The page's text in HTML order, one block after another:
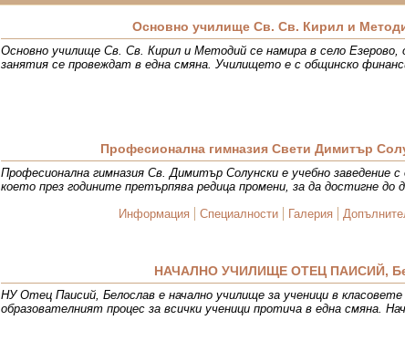
Основно училище Св. Св. Кирил и
Основно училище Св. Св. Кирил и Методий се намира в село Езерово,
занятия се провеждат в една смяна. Училището е с общинско
Професионална гимназия Свети Димитър
Професионална гимназия Св. Димитър Солунски е учебно заведение
което през годините претърпява редица промени, за да достигне
Информация
Специалности Галерия
НАЧАЛНО УЧИЛИЩЕ ОТЕЦ ПАИСИЙ,
НУ Отец Паисий, Белослав е начално училище за ученици в
образователният процес за всички ученици протича в една смяна.